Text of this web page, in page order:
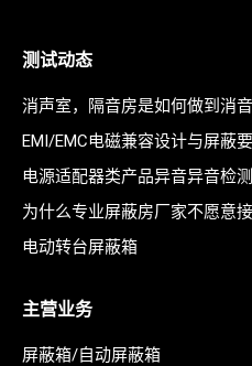
测试动态
消声室，隔音房是如何做到消
EMI/EMC电磁兼容设计与屏蔽
电源适配器类产品异音异音检
为什么专业屏蔽房厂家不愿意
电动转台屏蔽箱
主营业务
屏蔽箱/自动屏蔽箱